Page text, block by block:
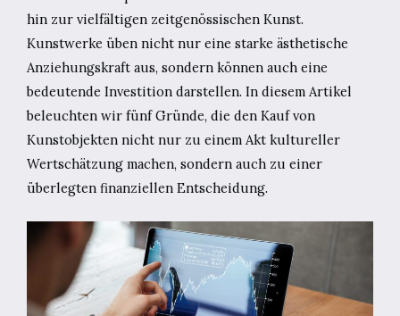
hin zur vielfältigen zeitgenössischen Kunst.
Kunstwerke üben nicht nur eine starke ästhetische
Anziehungskraft aus, sondern können auch eine
bedeutende Investition darstellen. In diesem Artikel
beleuchten wir fünf Gründe, die den Kauf von
Kunstobjekten nicht nur zu einem Akt kultureller
Wertschätzung machen, sondern auch zu einer
überlegten finanziellen Entscheidung.